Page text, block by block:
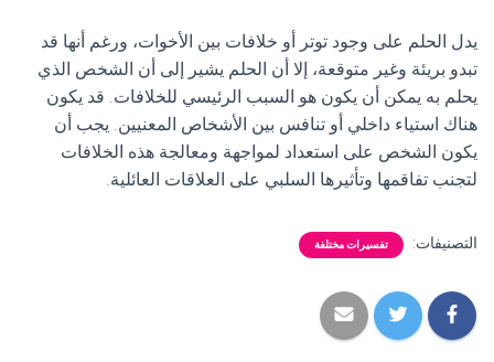
يدل الحلم على وجود توتر أو خلافات بين الأخوات، ورغم أنها قد
تبدو بريئة وغير متوقعة، إلا أن الحلم يشير إلى أن الشخص الذي
يحلم به يمكن أن يكون هو السبب الرئيسي للخلافات. قد يكون
هناك استياء داخلي أو تنافس بين الأشخاص المعنيين. يجب أن
يكون الشخص على استعداد لمواجهة ومعالجة هذه الخلافات
لتجنب تفاقمها وتأثيرها السلبي على العلاقات العائلية.
التصنيفات: تفسيرات مختلفة